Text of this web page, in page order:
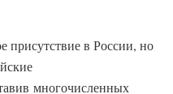
присутствие в России, но
многочисленных